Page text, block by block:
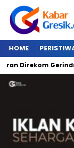
HOME
Direkom Gerindra